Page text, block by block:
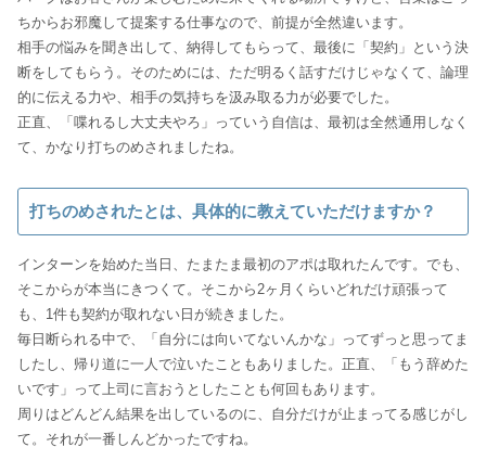
ちからお邪魔して提案する仕事なので、前提が全然違います。
相手の悩みを聞き出して、納得してもらって、最後に「契約」という決
断をしてもらう。そのためには、ただ明るく話すだけじゃなくて、論理
的に伝える力や、相手の気持ちを汲み取る力が必要でした。
正直、「喋れるし大丈夫やろ」っていう自信は、最初は全然通用しなく
て、かなり打ちのめされましたね。
打ちのめされたとは、具体的に教えていただけますか？
インターンを始めた当日、たまたま最初のアポは取れたんです。でも、
そこからが本当にきつくて。そこから2ヶ月くらいどれだけ頑張って
も、1件も契約が取れない日が続きました。
毎日断られる中で、「自分には向いてないんかな」ってずっと思ってま
したし、帰り道に一人で泣いたこともありました。正直、「もう辞めた
いです」って上司に言おうとしたことも何回もあります。
周りはどんどん結果を出しているのに、自分だけが止まってる感じがし
て。それが一番しんどかったですね。